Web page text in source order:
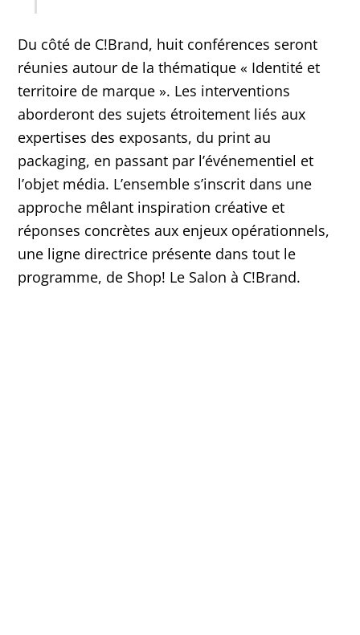
Du côté de C!Brand, huit conférences seront
réunies autour de la thématique « Identité et
territoire de marque ». Les interventions
aborderont des sujets étroitement liés aux
expertises des exposants, du print au
packaging, en passant par l’événementiel et
l’objet média. L’ensemble s’inscrit dans une
approche mêlant inspiration créative et
réponses concrètes aux enjeux opérationnels,
une ligne directrice présente dans tout le
programme, de Shop! Le Salon à C!Brand.